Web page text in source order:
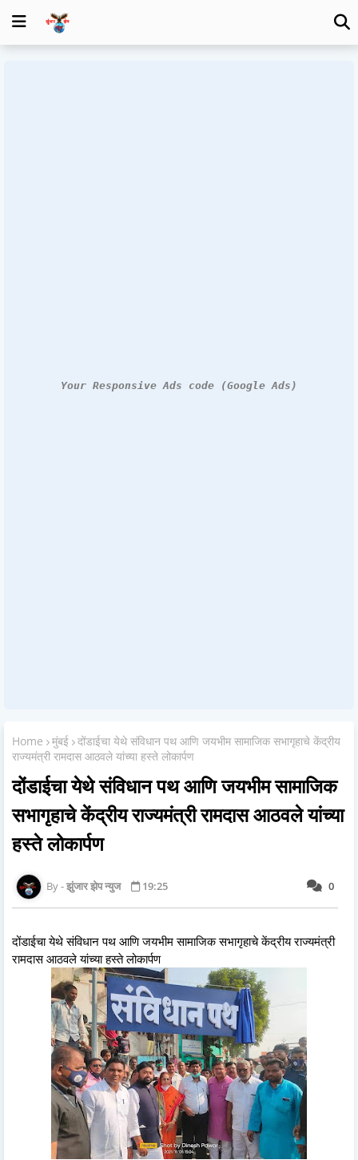
Your Responsive Ads code (Google Ads)
Home मुंबई दोंडाईचा येथे संविधान पथ आणि जयभीम सामाजिक सभागृहाचे केंद्रीय
राज्यमंत्री रामदास आठवले यांच्या हस्ते लोकार्पण
दोंडाईचा येथे संविधान पथ आणि जयभीम सामाजिक
सभागृहाचे केंद्रीय राज्यमंत्री रामदास आठवले यांच्या
हस्ते लोकार्पण
0
झुंजार झेप न्युज 19:25
दोंडाईचा येथे संविधान पथ आणि जयभीम सामाजिक सभागृहाचे केंद्रीय राज्यमंत्री
रामदास आठवले यांच्या हस्ते लोकार्पण